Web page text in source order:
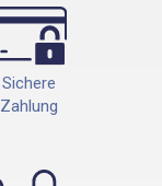
Sichere
Zahlung